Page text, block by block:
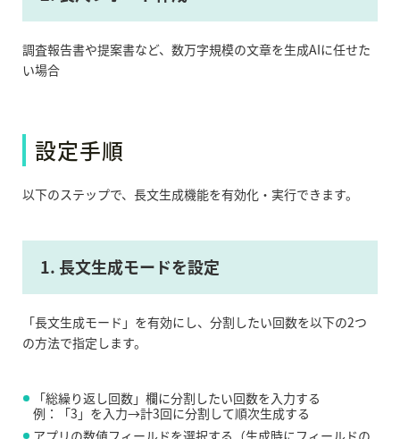
調査報告書や提案書など、数万字規模の文章を生成AIに任せた
い場合
設定手順
以下のステップで、長文生成機能を有効化・実行できます。
1. 長文生成モードを設定
「長文生成モード」を有効にし、分割したい回数を以下の2つ
の方法で指定します。
「総繰り返し回数」欄に分割したい回数を入力する
例：「3」を入力→計3回に分割して順次生成する